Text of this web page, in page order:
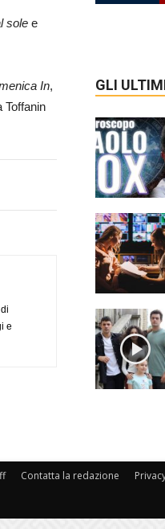
sole e
In,
Toffanin
e
GLI
Contatta la redazione